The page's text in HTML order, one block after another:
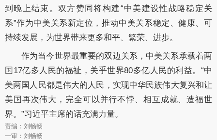
到晚上结束。双方赞同将构建“中美建设性战略稳定关
系”作为中美关系新定位，推动中美关系稳定、健康、可
持续发展，为世界带来更多和平、繁荣、进步。
作为当今世界最重要的双边关系，中美关系承载着两
国17亿多人民的福祉，关乎世界80多亿人民的利益。“中
美两国人民都是伟大的人民，实现中华民族伟大复兴和让
美国再次伟大，完全可以并行不悖、相互成就、造福世
界。”习近平主席的话充满力量。
责编：刘畅畅
一审：刘畅畅